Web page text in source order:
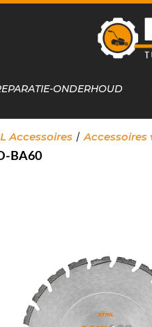
ONDERHOUD
Accessoires /
BA60